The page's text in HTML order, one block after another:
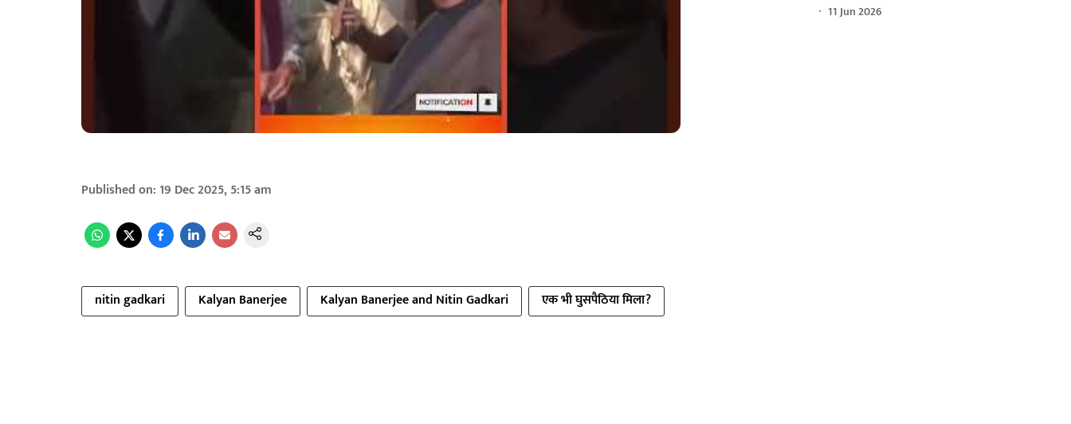
Published on: 19 Dec 2025, 5:15 am
nitin gadkari Kalyan Banerjee Kalyan Banerjee and Nitin Gadkari एक भी घुसपैठिया मिला?
11 Jun 2026